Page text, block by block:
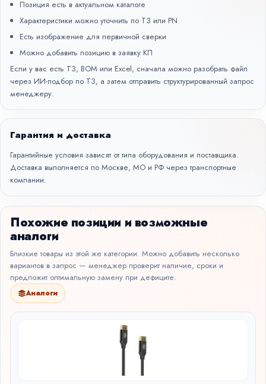
Позиция есть в актуальном каталоге
Характеристики можно уточнить по ТЗ или PN
Есть изображение для первичной сверки
Можно добавить позицию в заявку КП
Если у вас есть ТЗ, BOM или Excel, сначала можно разобрать файл
через ИИ-подбор по ТЗ, а затем отправить структурированный запрос
менеджеру.
Гарантия и доставка
Гарантийные условия зависят от типа оборудования и поставщика.
Доставка выполняется по Москве, МО и РФ через транспортные
компании.
Похожие позиции и возможные
аналоги
Близкие товары из этой же категории. Можно добавить несколько
вариантов в запрос — менеджер проверит наличие, сроки и
предложит оптимальную замену при дефиците.
Аналоги